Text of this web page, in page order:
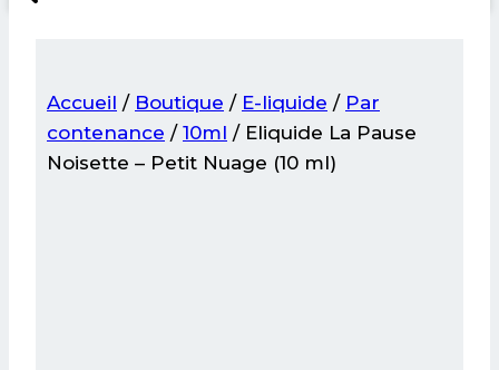
Accueil / Boutique / E-liquide / Par
contenance / 10ml / Eliquide La Pause
Noisette – Petit Nuage (10 ml)